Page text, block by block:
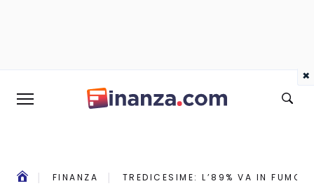
FINANZA TREDICESIME: L’89% VA IN FUMO
×